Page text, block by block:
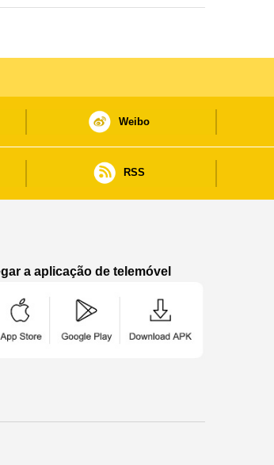
e promover os trabalhos
Weibo
RSS
a aplicação de telemóvel